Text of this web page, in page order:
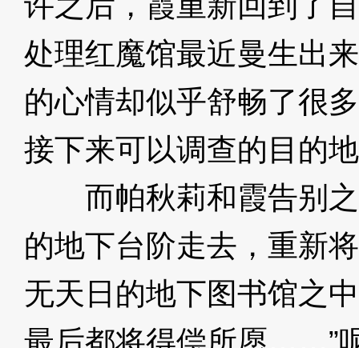
处理红魔馆最近曼生出
的心情却似乎舒畅了很
接下来可以调查的目的
而帕秋莉和霞告别之
的地下台阶走去，重新
无天日的地下图书馆之